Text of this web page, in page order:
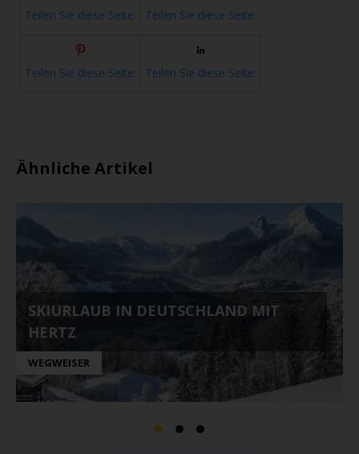
Teilen Sie diese Seite: Teilen Sie diese Seite:
Teilen Sie diese Seite: Teilen Sie diese Seite:
Ähnliche Artikel
SKIURLAUB IN DEUTSCHLAND MIT
HERTZ
WEGWEISER